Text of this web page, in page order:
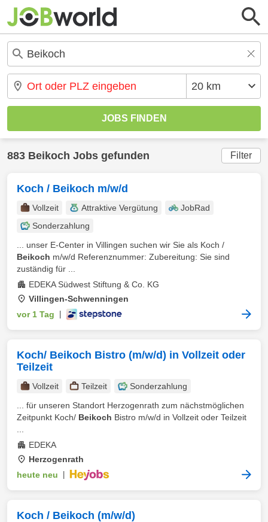
883 Beikoch Jobs gefunden Filter
Koch / Beikoch m/w/d
Vollzeit Attraktive Vergütung
JobRad
Sonderzahlung
... unser E-Center in Villingen suchen wir Sie als Koch /
Beikoch m/w/d Referenznummer: Zubereitung: Sie sind
zuständig für ...
EDEKA Südwest Stiftung & Co. KG
Villingen-Schwenningen
vor 1 Tag
Koch/ Beikoch Bistro (m/w/d) in Vollzeit oder
Teilzeit
Vollzeit Teilzeit
Sonderzahlung
... für unseren Standort Herzogenrath zum nächstmöglichen
Zeitpunkt Koch/ Beikoch Bistro m/w/d in Vollzeit oder Teilzeit
EDEKA
Herzogenrath
heute neu
Koch / Beikoch (m/w/d)